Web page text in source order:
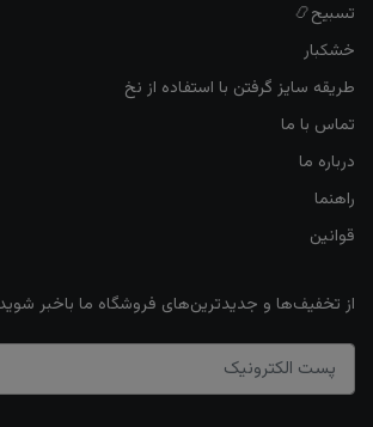
تسبیح📿
خشکبار
طریقه سایز گرفتن با استفاده از نخ
تماس با ما
درباره ما
راهنما
قوانین
از تخفیف‌ها و جدیدترین‌های فروشگاه ما باخبر